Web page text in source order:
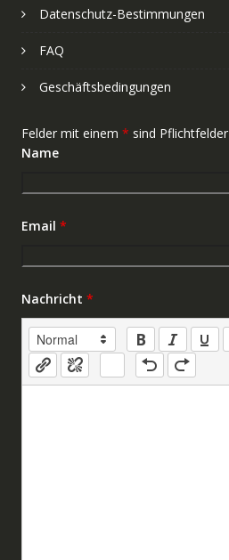
Datenschutz-Bestimmungen
FAQ
Geschäftsbedingungen
Felder mit einem * sind Pflichtfelder
Name
Email *
Nachricht *